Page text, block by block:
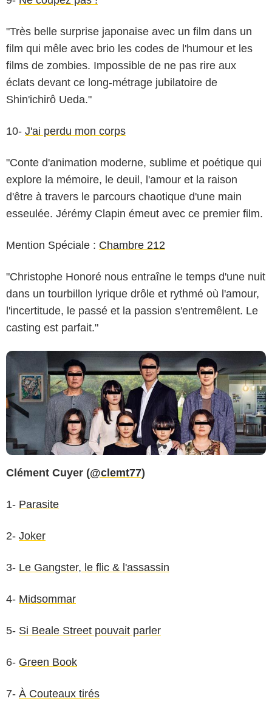
"Très belle surprise japonaise avec un film dans un
film qui mêle avec brio les codes de l'humour et les
films de zombies. Impossible de ne pas rire aux
éclats devant ce long-métrage jubilatoire de
Shin'ichirô Ueda."
10- J'ai perdu mon corps
"Conte d'animation moderne, sublime et poétique qui
explore la mémoire, le deuil, l'amour et la raison
d'être à travers le parcours chaotique d'une main
esseulée. Jérémy Clapin émeut avec ce premier film.
Mention Spéciale : Chambre 212
"Christophe Honoré nous entraîne le temps d'une nuit
dans un tourbillon lyrique drôle et rythmé où l'amour,
l'incertitude, le passé et la passion s'entremêlent. Le
casting est parfait."
Les Bookmakers / The Jokers
Clément Cuyer (@clemt77)
1- Parasite
2- Joker
3- Le Gangster, le flic & l'assassin
4- Midsommar
5- Si Beale Street pouvait parler
6- Green Book
7- À Couteaux tirés